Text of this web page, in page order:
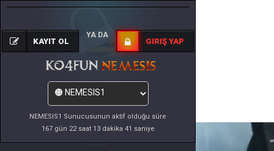
NEMESIS1 Sunucusunun aktif olduğu süre
167 gün 22 saat 13 dakika 41 saniye
KAYIT OL
YA DA
GIRIŞ YAP